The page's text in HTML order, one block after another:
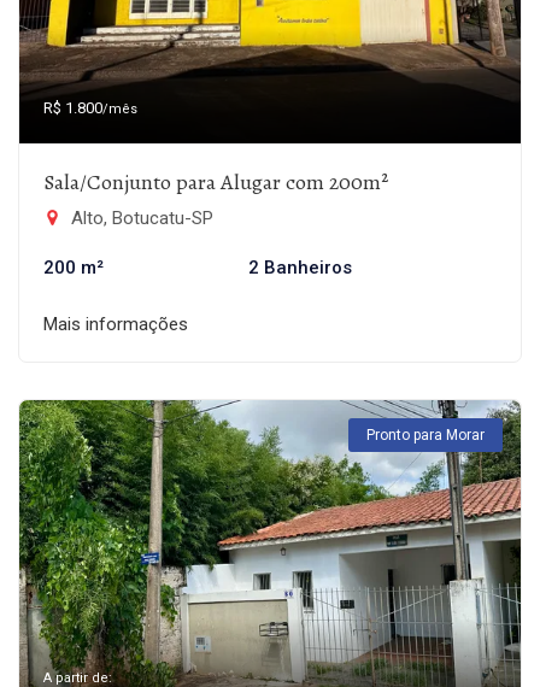
R$ 1.800/mês
Sala/Conjunto para Alugar com 200m²
Alto, Botucatu-SP
200 m² 2 Banheiros
Mais informações
Pronto para Morar
A partir de: